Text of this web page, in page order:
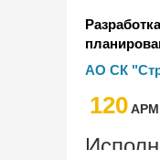
АО СК
120AРМ